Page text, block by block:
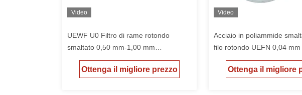
Video
UEWF U0 Filtro di rame rotondo
smaltato 0,50 mm-1,00 mm
Poliuretano ad alta temperatura
Processo di bobinatura ad alta velocità
Ottenga il migliore prezzo
Video
Acciaio in poliammide
filo rotondo UEFN 0,04 mm
per General Motor
Ottenga il migliore